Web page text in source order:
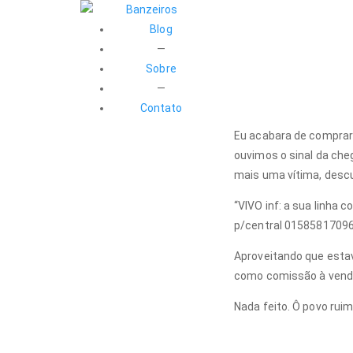
Blog
—
Sobre
—
Contato
Eu acabara de
ouvimos o sinal da
mais uma vítima,
“VIVO inf: a sua linha
p/central
Aproveitando que
como comissão à
Nada feito. Ô povo